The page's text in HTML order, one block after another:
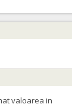
valoarea in